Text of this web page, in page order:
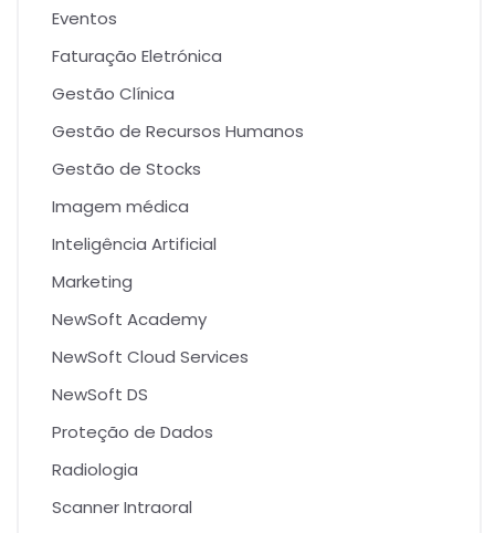
Eventos
Faturação Eletrónica
Gestão Clínica
Gestão de Recursos Humanos
Gestão de Stocks
Imagem médica
Inteligência Artificial
Marketing
NewSoft Academy
NewSoft Cloud Services
NewSoft DS
Proteção de Dados
Radiologia
Scanner Intraoral